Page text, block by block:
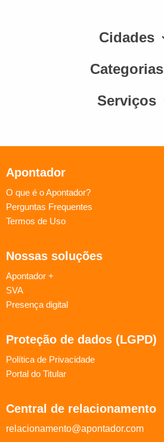
Cidades
Categorias
Serviços
Apontador
O que é o Apontador?
Perguntas Frequentes
Termos de Uso
Nossas soluções
Apontador +
SVA
Presença digital
Proteção de dados (LGPD)
Política de Privacidade
Portal do Titular
Central de relacionamento
relacionamento@apontador.com